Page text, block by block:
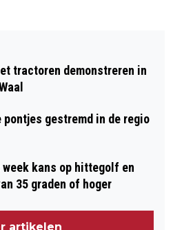
ALTFORST
DE REGIO
tractoren demonstreren in
pontjes gestremd in de regio
week kans op hittegolf en
35 graden of hoger
artikelen